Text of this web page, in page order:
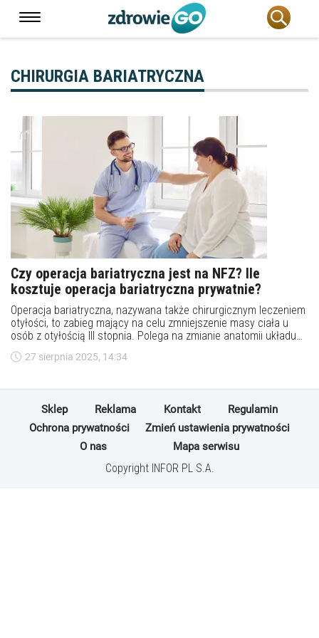
CHIRURGIA BARIATRYCZNA
Czy operacja bariatryczna jest na NFZ? Ile
kosztuje operacja bariatryczna prywatnie?
Operacja bariatryczna, nazywana także chirurgicznym leczeniem
otyłości, to zabieg mający na celu zmniejszenie masy ciała u
osób z otyłością III stopnia. Polega na zmianie anatomii układu
pokarmowego, np. zmniejszeniu objętości żołądka, co prowadzi
do utraty wagi. Ile trzeba ważyć do operacji bariatrycznej? Ile
na NFZ i jakie są minusy operacji bariatrycznej? Sprawdź!
27 sierpnia 2025, 14:34
Sklep Reklama Kontakt
Regulamin
Ochrona prywatności
Zmień ustawienia prywatności
O nas
Mapa serwisu
Copyright INFOR PL S.A.